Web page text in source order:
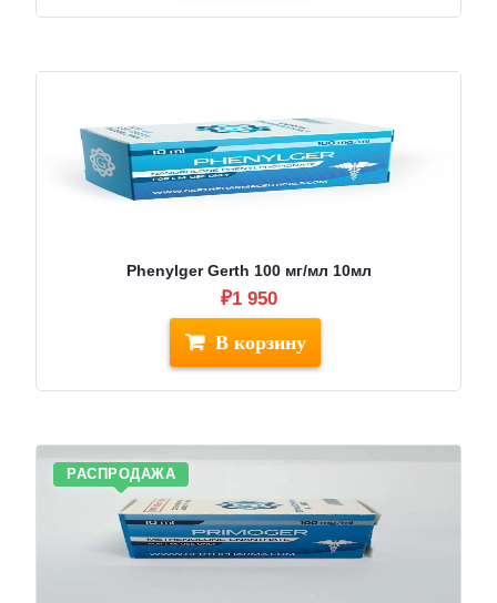
010.
Phenylger Gerth 100 мг/мл 10мл
₽1 950
РАСПРОДАЖА